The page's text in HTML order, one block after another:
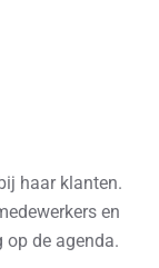
haar klanten.
en
de agenda.